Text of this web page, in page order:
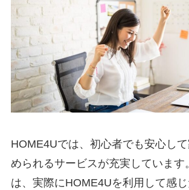
HOME4Uでは、初心者でも安心し
められるサービスが充実しています
は、実際にHOME4Uを利用して感